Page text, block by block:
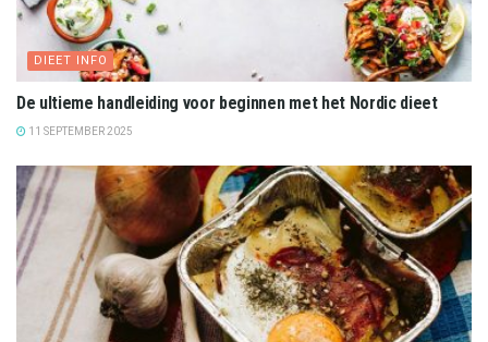
DIEET INFO
De ultieme handleiding voor beginnen met het Nordic dieet
11 SEPTEMBER 2025